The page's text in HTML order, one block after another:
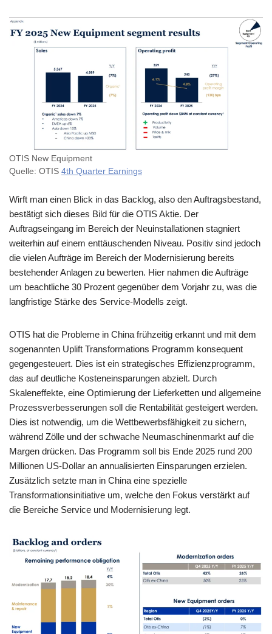
OTIS New Equipment
Quelle: OTIS 4th Quarter Earnings
Wirft man einen Blick in das Backlog, also den Auftragsbestand,
bestätigt sich dieses Bild für die OTIS Aktie. Der
Auftragseingang im Bereich der Neuinstallationen stagniert
weiterhin auf einem enttäuschenden Niveau. Positiv sind jedoch
die vielen Aufträge im Bereich der Modernisierung bereits
bestehender Anlagen zu bewerten. Hier nahmen die Aufträge
um beachtliche 30 Prozent gegenüber dem Vorjahr zu, was die
langfristige Stärke des Service-Modells zeigt.
OTIS hat die Probleme in China frühzeitig erkannt und mit dem
sogenannten Uplift Transformations Programm konsequent
gegengesteuert. Dies ist ein strategisches Effizienzprogramm,
das auf deutliche Kosteneinsparungen abzielt. Durch
Skaleneffekte, eine Optimierung der Lieferketten und allgemeine
Prozessverbesserungen soll die Rentabilität gesteigert werden.
Dies ist notwendig, um die Wettbewerbsfähigkeit zu sichern,
während Zölle und der schwache Neumaschinenmarkt auf die
Margen drücken. Das Programm soll bis Ende 2025 rund 200
Millionen US-Dollar an annualisierten Einsparungen erzielen.
Zusätzlich setzte man in China eine spezielle
Transformationsinitiative um, welche den Fokus verstärkt auf
die Bereiche Service und Modernisierung legt.